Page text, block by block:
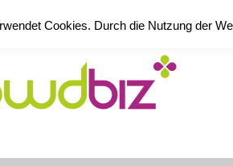
Cookies. Durch die Nutzung der